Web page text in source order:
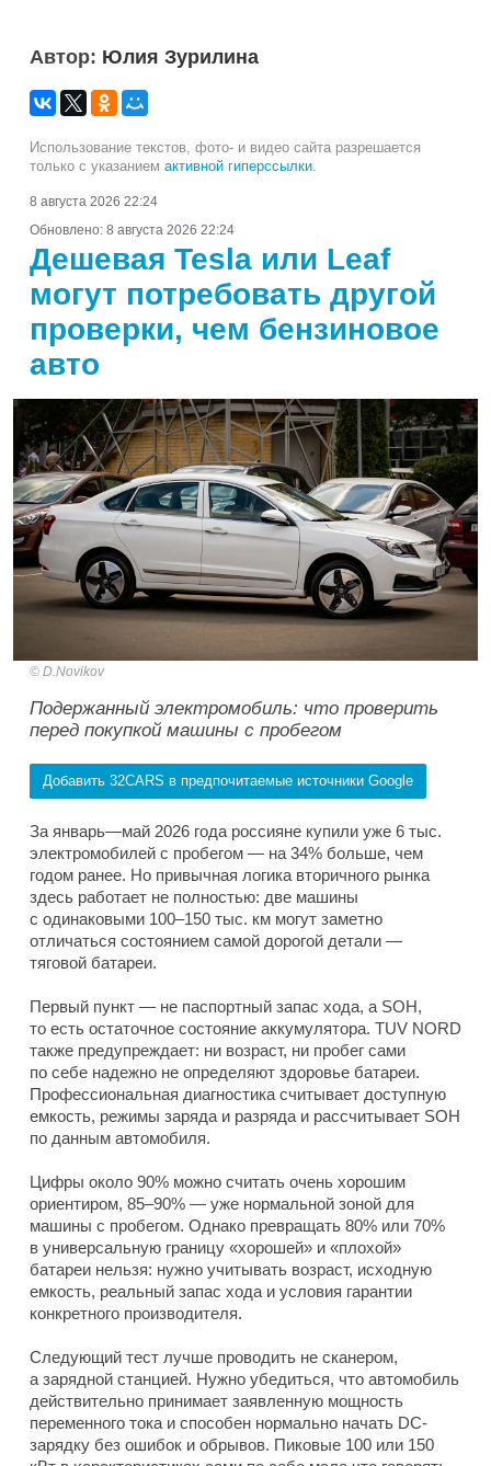
Автор: Юлия Зурилина
Использование текстов, фото- и видео сайта разрешается
только с указанием активной гиперссылки.
8 августа 2026 22:24
Обновлено: 8 августа 2026 22:24
Дешевая Tesla или Leaf
могут потребовать другой
проверки, чем бензиновое
авто
D.Novikov
Подержанный электромобиль: что проверить
перед покупкой машины с пробегом
Добавить 32CARS в предпочитаемые источники Google
За январь—май 2026 года россияне купили уже 6 тыс.
электромобилей с пробегом — на 34% больше, чем
годом ранее. Но привычная логика вторичного рынка
здесь работает не полностью: две машины
с одинаковыми 100–150 тыс. км могут заметно
отличаться состоянием самой дорогой детали —
тяговой батареи.
Первый пункт — не паспортный запас хода, а SOH,
то есть остаточное состояние аккумулятора. TUV NORD
также предупреждает: ни возраст, ни пробег сами
по себе надежно не определяют здоровье батареи.
Профессиональная диагностика считывает доступную
емкость, режимы заряда и разряда и рассчитывает SOH
по данным автомобиля.
Цифры около 90% можно считать очень хорошим
ориентиром, 85–90% — уже нормальной зоной для
машины с пробегом. Однако превращать 80% или 70%
в универсальную границу «хорошей» и «плохой»
батареи нельзя: нужно учитывать возраст, исходную
емкость, реальный запас хода и условия гарантии
конкретного производителя.
Следующий тест лучше проводить не сканером,
а зарядной станцией. Нужно убедиться, что автомобиль
действительно принимает заявленную мощность
переменного тока и способен нормально начать DC-
зарядку без ошибок и обрывов. Пиковые 100 или 150